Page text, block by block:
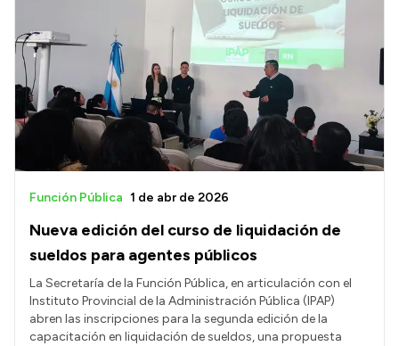
Nueva edición del curso de liquidación de
sueldos para agentes públicos
Función Pública 1 de abr de 2026
La Secretaría de la Función Pública, en articulación con el
Instituto Provincial de la Administración Pública (IPAP)
abren las inscripciones para la segunda edición de la
capacitación en liquidación de sueldos, una propuesta